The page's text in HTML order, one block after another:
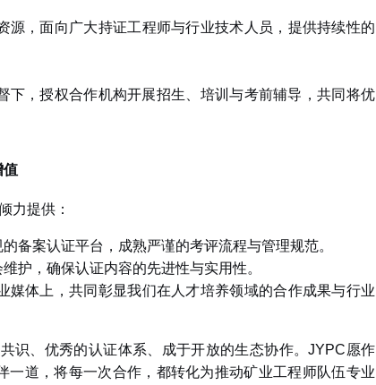
源，面向广大持证工程师与行业技术人员，提供持续性的
下，授权合作机构开展招生、培训与考前辅导，共同将优
值
力提供：
的备案认证平台，成熟严谨的考评流程与管理规范。
护，确保认证内容的先进性与实用性。
媒体上，共同彰显我们在人才培养领域的合作成果与行业
识、优秀的认证体系、成于开放的生态协作。JYPC愿作
道，将每一次合作，都转化为推动矿业工程师队伍专业